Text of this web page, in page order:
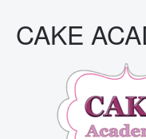
CAKE